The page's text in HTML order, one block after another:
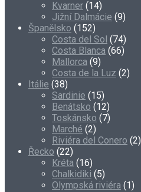
Kvarner (14)
Jižní Dalmácie (9)
Španělsko (152)
Costa del Sol (74)
Costa Blanca (66)
Mallorca (9)
Costa de la Luz (2)
Itálie (38)
Sardinie (15)
Benátsko (12)
Toskánsko (7)
Marché (2)
Riviéra del Conero (2)
Řecko (22)
Kréta (16)
Chalkidiki (5)
Olympská riviéra (1)